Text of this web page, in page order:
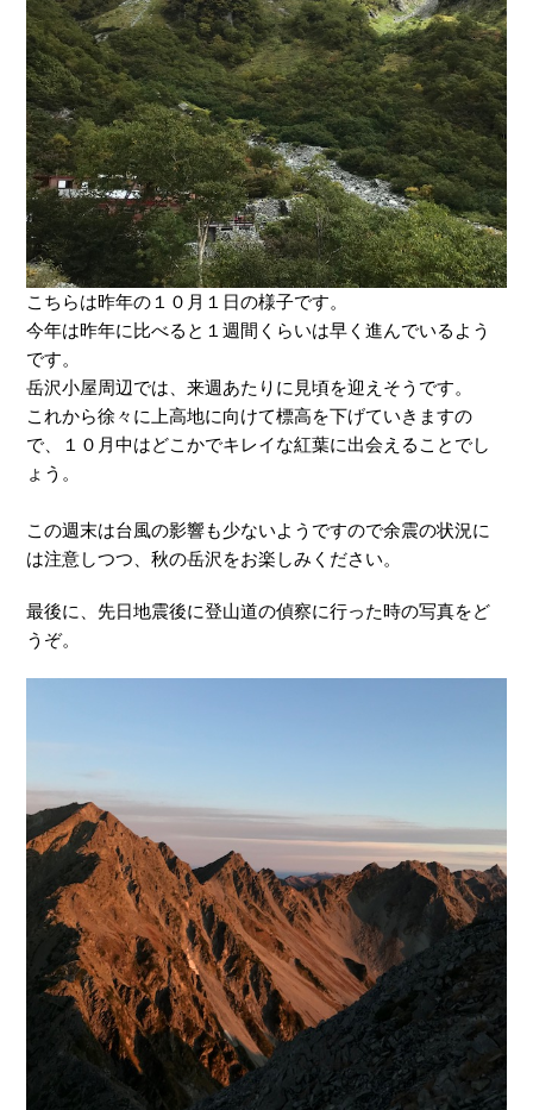
こちらは昨年の１０月１日の様子です。
今年は昨年に比べると１週間くらいは早く進んでいるよう
です。
岳沢小屋周辺では、来週あたりに見頃を迎えそうです。
これから徐々に上高地に向けて標高を下げていきますの
で、１０月中はどこかでキレイな紅葉に出会えることでし
ょう。
この週末は台風の影響も少ないようですので余震の状況に
は注意しつつ、秋の岳沢をお楽しみください。
最後に、先日地震後に登山道の偵察に行った時の写真をど
うぞ。